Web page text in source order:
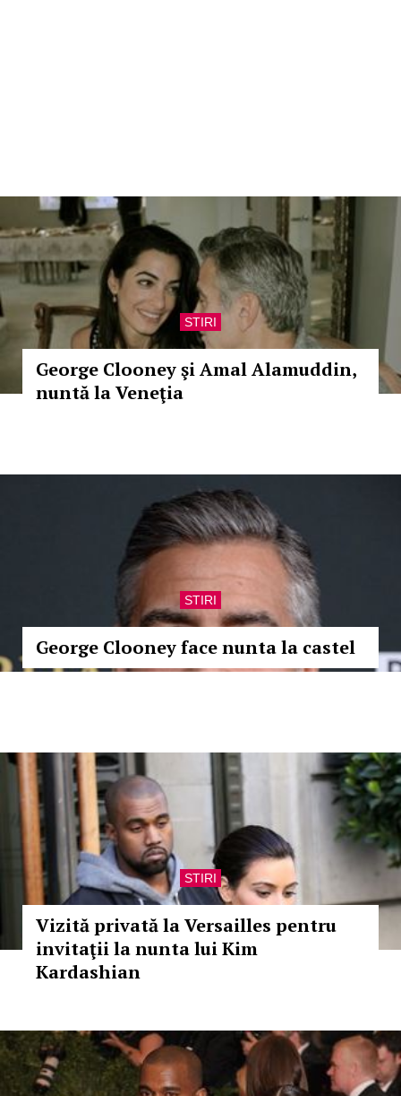
STIRI
George Clooney şi Amal Alamuddin,
nuntă la Veneţia
STIRI
George Clooney face nunta la castel
STIRI
Vizită privată la Versailles pentru
invitaţii la nunta lui Kim
Kardashian